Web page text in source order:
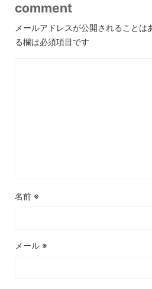
comment
メールアドレスが公開されることは
る欄は必須項目です
名前 ※
メール ※